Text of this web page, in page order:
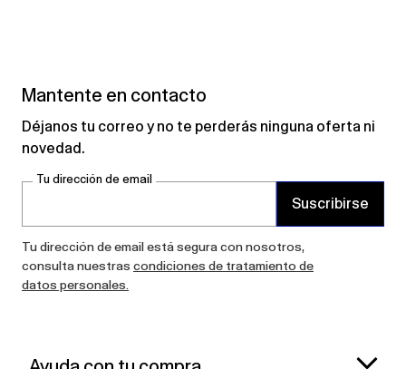
Mantente en contacto
Déjanos tu correo y no te perderás ninguna oferta ni
novedad.
Tu dirección de email
Suscribirse
Tu dirección de email está segura con nosotros,
consulta nuestras condiciones de tratamiento de
datos personales.